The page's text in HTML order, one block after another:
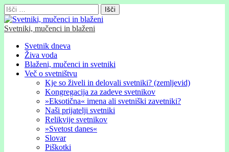
Išči:
Svetniki, mučenci in blaženi
Glavni
meni
Skip
content
Svetnik dneva
Živa voda
Blaženi, mučenci in svetniki
Več o svetništvu
Kje so živeli in delovali svetniki? (zemljevid)
Kongregacija za zadeve svetnikov
»Eksotična« imena ali svetniški zavetniki?
Naši prijatelji svetniki
Relikvije svetnikov
»Svetost danes«
Slovar
Piškotki